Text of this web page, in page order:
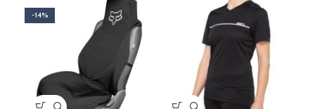
-14%